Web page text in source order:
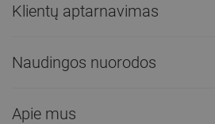
Klientų aptarnavimas
Naudingos nuorodos
Apie mus